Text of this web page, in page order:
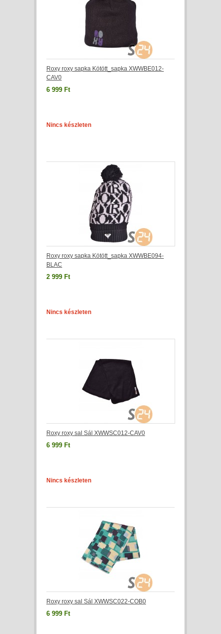
Roxy roxy sapka Kötött_sapka XWWBE012-
CAV0
6 999 Ft
Nincs készleten
Roxy roxy sapka Kötött_sapka XWWBE094-
BLAC
2 999 Ft
Nincs készleten
Roxy roxy sal Sál XWWSC012-CAV0
6 999 Ft
Nincs készleten
Roxy roxy sal Sál XWWSC022-COB0
6 999 Ft